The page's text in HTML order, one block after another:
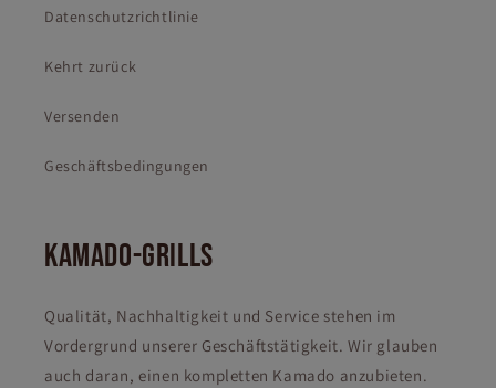
Datenschutzrichtlinie
Kehrt zurück
Versenden
Geschäftsbedingungen
KAMADO-GRILLS
Qualität, Nachhaltigkeit und Service stehen im
Vordergrund unserer Geschäftstätigkeit. Wir glauben
auch daran, einen kompletten Kamado anzubieten.